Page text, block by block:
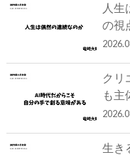
人生
の視
クリ
も主
生き